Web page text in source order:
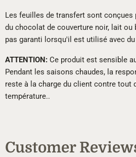
Les feuilles de transfert sont conçues
du chocolat de couverture noir, lait ou
pas garanti lorsqu'il est utilisé avec
ATTENTION: Ce produit est sensible
Pendant les saisons chaudes, la
reste à la charge du client contre tout
température..
Customer